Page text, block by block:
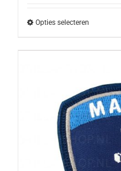
Opties selecteren